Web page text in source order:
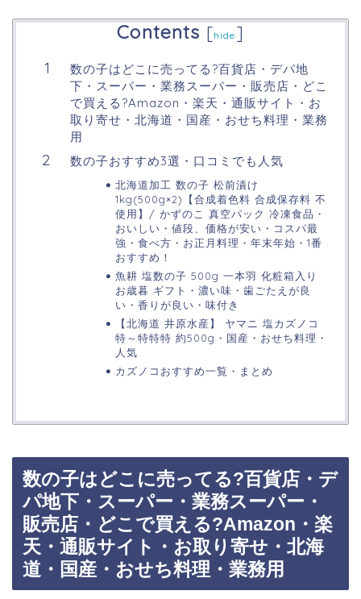
Contents [hide ]
数の子はどこに売ってる?百貨店・デパ地
下・スーパー・業務スーパー・販売店・どこ
で買える?Amazon・楽天・通販サイト・お
取り寄せ・北海道・国産・おせち料理・業務
用
数の子おすすめ3選・口コミでも人気
北海道加工 数の子 松前漬け
1kg(500g×2)【合成着色料 合成保存料 不
使用】/ かずのこ 真空パック 冷凍食品・
おいしい・値段、価格が安い・コスパ最
強・食べ方・お正月料理・年末年始・1番
おすすめ！
魚耕 塩数の子 500g 一本羽 化粧箱入り
お歳暮 ギフト・濃い味・歯ごたえが良
い・香りが良い・味付き
【北海道 井原水産】 ヤマニ 塩カズノコ
特～特特特 約500g・国産・おせち料理・
人気
カズノコおすすめ一覧・まとめ
数の子はどこに売ってる?百貨店・デ
パ地下・スーパー・業務スーパー・
販売店・どこで買える?Amazon・楽
天・通販サイト・お取り寄せ・北海
道・国産・おせち料理・業務用